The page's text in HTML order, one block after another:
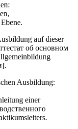
auf dieser
об основном
Ausbildung:
einer